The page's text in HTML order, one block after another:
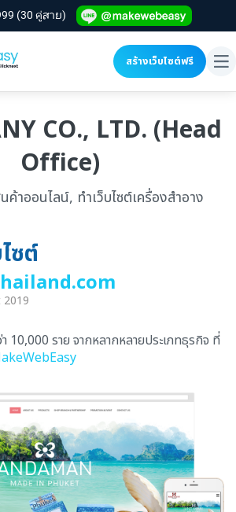
(30 คู่สาย)
สร้างเว็บไซต์ฟรี
CO., LTD. (Head
Office)
ค้าออนไลน์, ทำเว็บไซต์เครื่องสำอาง
ซต์
10,000 ราย จากหลากหลายประเภทธุรกิจ ที่